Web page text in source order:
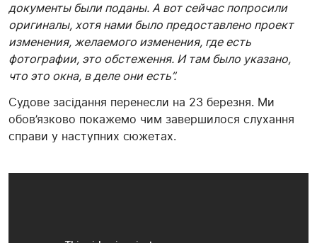
документы были поданы. А вот сейчас попросили
оригиналы, хотя нами было предоставлено проект
изменения, желаемого изменения, где есть
фотографии, это обстеження. И там было указано,
что это окна, в деле они есть”.
Судове засідання перенесли на 23 березня. Ми
обов’язково покажемо чим завершилося слухання
справи у наступних сюжетах.